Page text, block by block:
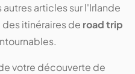
articles sur l'Irlande
des itinéraires de road trip
votre découverte de